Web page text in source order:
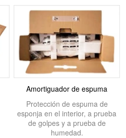
Amortiguador de espuma
Protección de espuma de
esponja en el interior, a prueba
de golpes y a prueba de
humedad.